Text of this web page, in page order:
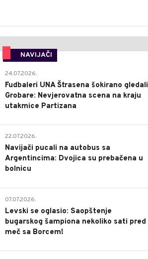
NAVIJAČI
24.07.2026.
Fudbaleri UNA Štrasena šokirano gledali
Grobare: Nevjerovatna scena na kraju
utakmice Partizana
22.07.2026.
Navijači pucali na autobus sa
Argentincima: Dvojica su prebačena u
bolnicu
07.07.2026.
Levski se oglasio: Saopštenje
bugarskog šampiona nekoliko sati pred
meč sa Borcem!